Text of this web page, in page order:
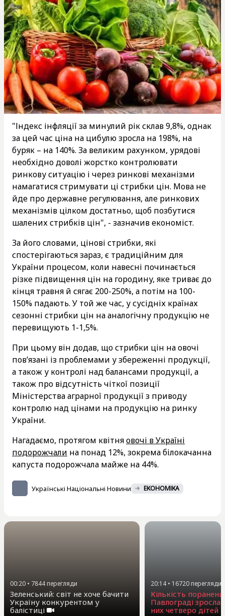
"Індекс інфляції за минулий рік склав 9,8%, однак
за цей час ціна на цибулю зросла на 198%, на
буряк – на 140%. За великим рахунком, урядові
необхідно доволі жорстко контролювати
ринкову ситуацію і через ринкові механізми
намагатися стримувати ці стрибки цін. Мова не
йде про державне регулювання, але ринкових
механізмів цілком достатньо, щоб позбутися
шалених стрибків цін", - зазначив економіст.
За його словами, цінові стрибки, які
спостерігаються зараз, є традиційним для
України процесом, коли навесні починається
різке підвищення цін на городину, яке триває до
кінця травня й сягає 200-250%, а потім на 100-
150% падають. У той же час, у сусідніх країнах
сезонні стрибки цін на аналогічну продукцію не
перевищують 1-1,5%.
При цьому він додав, що стрибки цін на овочі
пов’язані із проблемами у збереженні продукції,
а також у контролі над балансами продукції, а
також про відсутність чіткої позиції
Міністерства аграрної продукції з приводу
контролю над цінами на продукцію на ринку
України.
Нагадаємо, протягом квітняовочі в Україні
подорожчали на понад 12%, зокрема білокачанна
капуста подорожчала майже на 44%.
Українські Національні Новини ЕКОНОМІКА
00:20 • 7844перегляди
Зеленський: світ не хоче бачити
Україну конкурентом у
балістиці
20:14 • 16720перегляди
Кількість
Павлограді зросла
них четверо дітей